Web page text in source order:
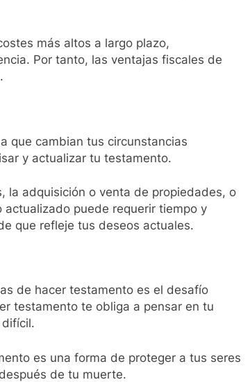
más altos a largo plazo,
Por tanto, las ventajas fiscales de
que cambian tus circunstancias
y actualizar tu testamento.
la adquisición o venta de propiedades, o
puede requerir tiempo y
que refleje tus deseos actuales.
de hacer testamento es el desafío
testamento te obliga a pensar en tu
es una forma de proteger a tus seres
de tu muerte.